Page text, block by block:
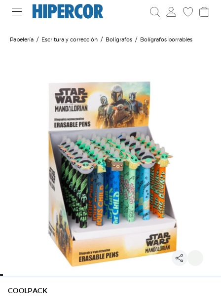
Papelería Escritura y corrección Bolígrafos Bolígrafos borrables
COOLPACK